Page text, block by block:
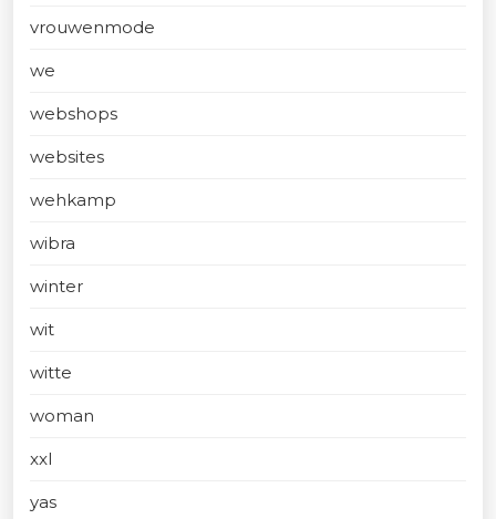
vrouwenmode
we
webshops
websites
wehkamp
wibra
winter
wit
witte
woman
xxl
yas